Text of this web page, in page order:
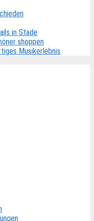
in Stade
shoppen
Musikerlebnis